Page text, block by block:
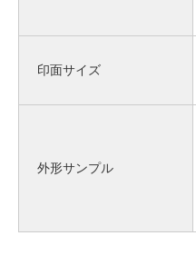
印面サイズ
外形サンプル